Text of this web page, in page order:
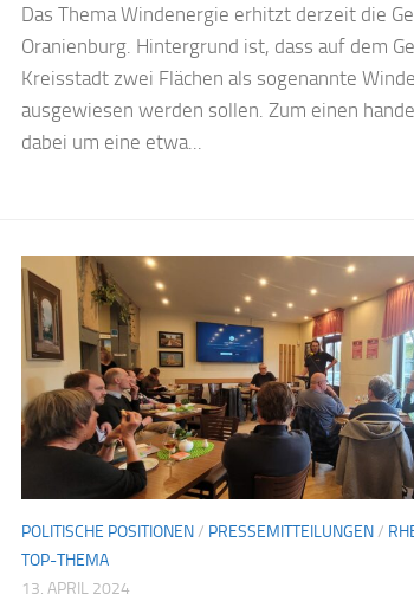
Das Thema Windenergie erhitzt derzeit die
Oranienburg. Hintergrund ist, dass auf dem
Kreisstadt zwei Flächen als sogenannte
ausgewiesen werden sollen. Zum einen
dabei um eine etwa...
POLITISCHE POSITIONEN/ PRESSEMITTEILUNGEN/
TOP-THEMA
13. APRIL 2024